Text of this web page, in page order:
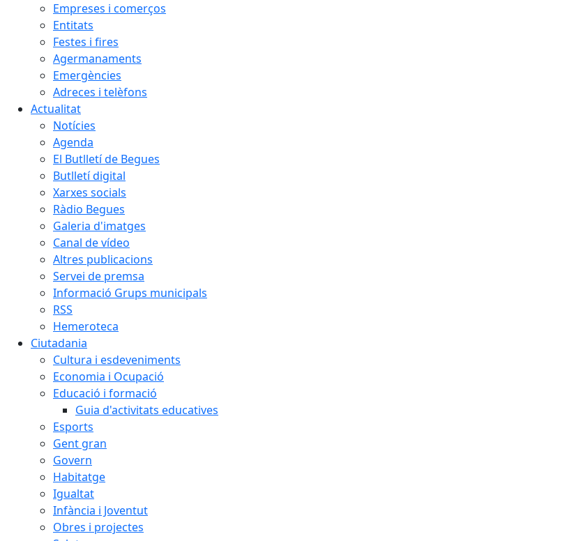
Empreses i comerços
Entitats
Festes i fires
Agermanaments
Emergències
Adreces i telèfons
Actualitat
Notícies
Agenda
El Butlletí de Begues
Butlletí digital
Xarxes socials
Ràdio Begues
Galeria d'imatges
Canal de vídeo
Altres publicacions
Servei de premsa
Informació Grups municipals
RSS
Hemeroteca
Ciutadania
Cultura i esdeveniments
Economia i Ocupació
Educació i formació
Guia d'activitats educatives
Esports
Gent gran
Govern
Habitatge
Igualtat
Infància i Joventut
Obres i projectes